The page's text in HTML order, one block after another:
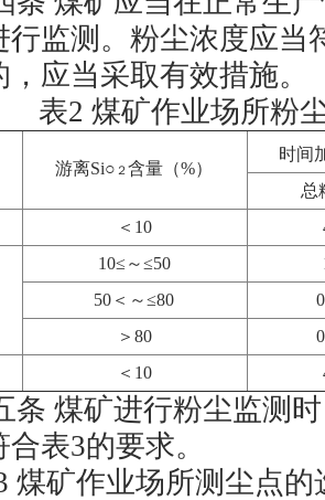
行监测。粉尘浓度应当
应当采取有效措施。
表2 煤矿作业场所粉
游离Si○ ２含量（%）
时间
总
＜ 10
10≤～≤50
50 ＜～≤80
＞ 80
＜ 10
条 煤矿进行粉尘监测
合表3的要求。
煤矿作业场所测尘点